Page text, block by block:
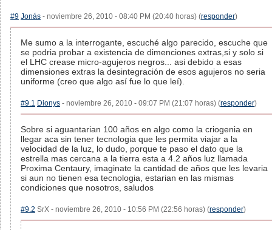
#9 Jonás - noviembre 26, 2010 - 08:40 PM (20:40 horas) (responder)
Me sumo a la interrogante, escuché algo parecido, escuche que
se podria probar a existencia de dimenciones extras,si y solo si
el LHC crease micro-agujeros negros... asi debido a esas
dimensiones extras la desintegración de esos agujeros no seria
uniforme (creo que algo así fue lo que leí).
#9.1 Dionys - noviembre 26, 2010 - 09:07 PM (21:07 horas) (responder)
Sobre si aguantarian 100 años en algo como la criogenia en
llegar aca sin tener tecnologia que les permita viajar a la
velocidad de la luz, lo dudo, porque te paso el dato que la
estrella mas cercana a la tierra esta a 4.2 años luz llamada
Proxima Centaury, imaginate la cantidad de años que les levaria
si aun no tienen esa tecnologia, estarian en las mismas
condiciones que nosotros, saludos
#9.2 SrX - noviembre 26, 2010 - 10:56 PM (22:56 horas) (responder)